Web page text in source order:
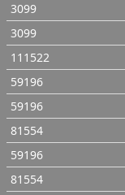
3099
3099
111522
59196
59196
81554
59196
81554